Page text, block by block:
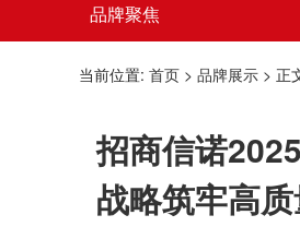
品牌聚焦
当前位置: 首页 > 品牌展示 > 正
招商信诺
战略筑牢高